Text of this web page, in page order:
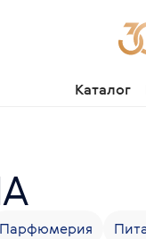
Каталог
Парфюмерия